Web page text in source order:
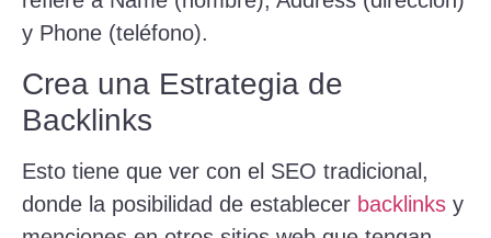
y Phone (teléfono).
Crea una Estrategia de
Backlinks
Esto tiene que ver con el SEO tradicional,
donde la posibilidad de establecer backlinks y